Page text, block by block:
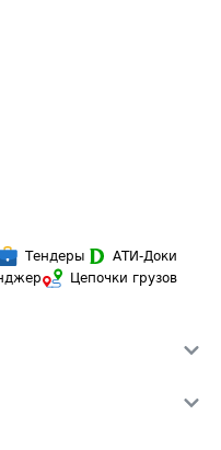
Тендеры
АТИ-Доки
Цепочки грузов